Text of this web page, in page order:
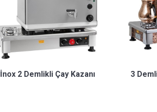
İnox 2 Demlikli Çay Kazanı 3